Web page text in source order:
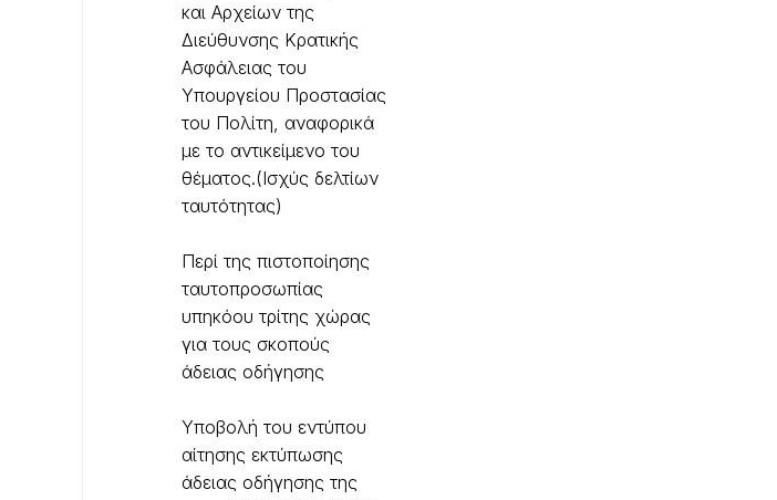
και Αρχείων της
Διεύθυνσης Κρατικής
Ασφάλειας του
Υπουργείου Προστασίας
του Πολίτη, αναφορικά
με το αντικείμενο του
θέματος.(Ισχύς δελτίων
ταυτότητας)
Περί της πιστοποίησης
ταυτοπροσωπίας
υπηκόου τρίτης χώρας
για τους σκοπούς
άδειας οδήγησης
Υποβολή του εντύπου
αίτησης εκτύπωσης
άδειας οδήγησης της